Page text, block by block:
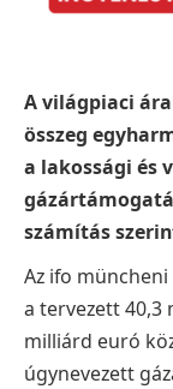
A világpiaci
összeg
a lakossági és
számítás
Az ifo
a tervezett 40,3
milliárd euró
úgynevezett